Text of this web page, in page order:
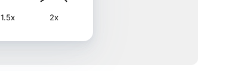
1.5x 2x